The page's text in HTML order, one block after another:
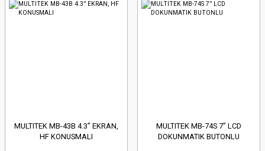
MULTITEK MB-43B 4.3” EKRAN,
HF KONUSMALI
MULTITEK MB-74S 7” LCD
DOKUNMATIK BUTONLU